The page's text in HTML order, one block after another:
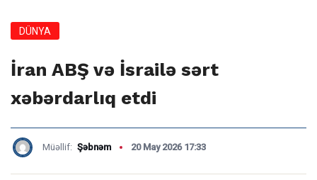
DÜNYA
İran ABŞ və İsrailə sərt
xəbərdarlıq etdi
Müəllif: Şəbnəm 20 May 2026 17:33